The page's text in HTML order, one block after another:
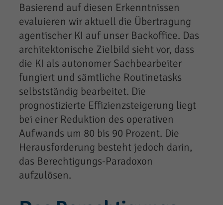
Basierend auf diesen Erkenntnissen
evaluieren wir aktuell die Übertragung
agentischer KI auf unser Backoffice. Das
architektonische Zielbild sieht vor, dass
die KI als autonomer Sachbearbeiter
fungiert und sämtliche Routinetasks
selbstständig bearbeitet. Die
prognostizierte Effizienzsteigerung liegt
bei einer Reduktion des operativen
Aufwands um 80 bis 90 Prozent. Die
Herausforderung besteht jedoch darin,
das Berechtigungs-Paradoxon
aufzulösen.